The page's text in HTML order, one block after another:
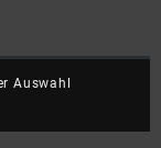
Auswahl